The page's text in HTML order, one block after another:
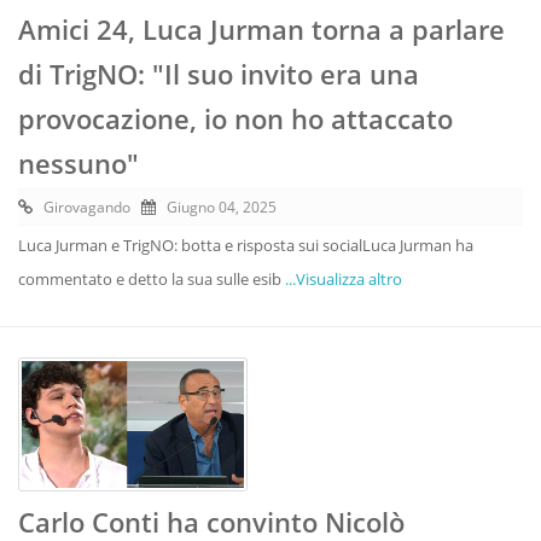
Amici 24, Luca Jurman torna a parlare
di TrigNO: "Il suo invito era una
provocazione, io non ho attaccato
nessuno"
Girovagando Giugno 04, 2025
Luca Jurman e TrigNO: botta e risposta sui socialLuca Jurman ha
commentato e detto la sua sulle esib ...Visualizza altro
Carlo Conti ha convinto Nicolò